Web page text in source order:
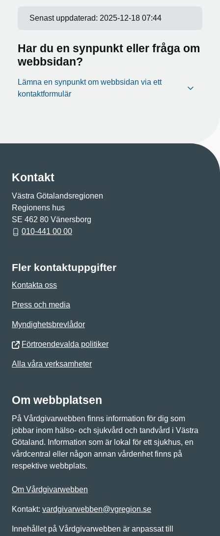
Senast uppdaterad: 2025-12-18 07:44
Har du en synpunkt eller fråga om
webbsidan?
Lämna en synpunkt om webbsidan via ett
kontaktformulär
Kontakt
Västra Götalandsregionen
Regionens hus
SE 462 80 Vänersborg
010-441 00 00
Fler kontaktuppgifter
Kontakta oss
Press och media
Myndighetsbrevlådor
Förtroendevalda politiker
Alla våra verksamheter
Om webbplatsen
På Vårdgivarwebben finns information för dig som
jobbar inom hälso- och sjukvård och tandvård i Västra
Götaland. Information som är lokal för ett sjukhus, en
vårdcentral eller någon annan vårdenhet finns på
respektive webbplats.
Om Vårdgivarwebben
Kontakt: vardgivarwebben@vgregion.se
Innehållet på Vårdgivarwebben är anpassat till